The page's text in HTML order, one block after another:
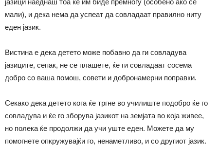
јазици наеднаш тоа ќе им биде премногу (особено ако се
мали), и дека нема да успеат да совладаат правилно ниту
еден јазик.
Вистина е дека детето може побавно да ги совладува
јазиците, сепак, не се плашете, ќе ги совладаат сосема
добро со ваша помош, совети и добронамерни поправки.
Секако дека детето кога ќе тргне во училиште подобро ќе го
совладува и ќе го зборува јазикот на земјата во која живее,
но полека ќе продолжи да учи уште еден. Можете да му
помогнете опкружувајќи го, ненаметливо, и со другиот јазик.